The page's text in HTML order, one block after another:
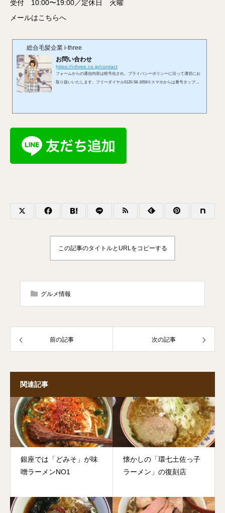
受付 10:00〜19:00／定休日 火曜
メールはこちらへ
総合毛髪企業 i-three
お問い合わせ
https://i-three.co.jp/contact
フォームからの通信内容は暗号化され、プライバシーポリシーに沿って適切にお
取り扱いいたします。フリーダイヤル0120-58-1658※スマホからは番号タップで
この記事のタイトルとURLをコピーする
グルメ情報
前の記事 次の記事
関連記事
銀座では「どみそ」が味
噌ラーメンNO1
懐かしの「環七土佐っ子
ラーメン」の復刻店